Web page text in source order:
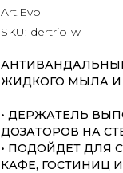
Art.Evo
SKU: dertrio-w
ЖИДКОГО МЫЛА И
• ДЕРЖАТЕЛЬ
ДОЗАТОРОВ НА
• ПОДОЙДЕТ ДЛЯ
КАФЕ, ГОСТИНИЦ